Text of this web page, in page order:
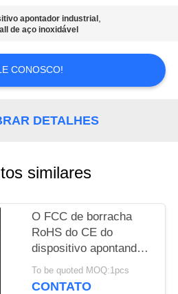
apontador industrial ,
de aço inoxidável
CONOSCO!
DETALHES
similares
O FCC de borracha
RoHS do CE do
dispositivo apontando
do Trackball IP67 do
silicone aprovou
To be quoted MOQ:1pcs
CONTATO